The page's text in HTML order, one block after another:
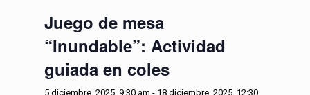
Juego de mesa
“Inundable”: Actividad
guiada en coles
5 diciembre, 2025, 9:30 am - 18 diciembre, 2025, 12:30